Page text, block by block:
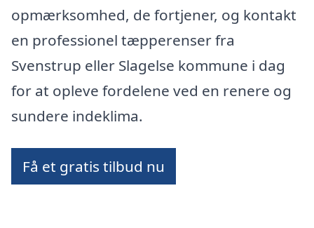
opmærksomhed, de fortjener, og kontakt
en professionel tæpperenser fra
Svenstrup eller Slagelse kommune i dag
for at opleve fordelene ved en renere og
sundere indeklima.
Få et gratis tilbud nu